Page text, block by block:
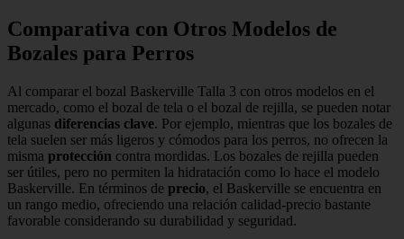
Comparativa con Otros Modelos de
Bozales para Perros
Al comparar el bozal Baskerville Talla 3 con otros modelos en el
mercado, como el bozal de tela o el bozal de rejilla, se pueden notar
algunas diferencias clave. Por ejemplo, mientras que los bozales de
tela suelen ser más ligeros y cómodos para los perros, no ofrecen la
misma protección contra mordidas. Los bozales de rejilla pueden
ser útiles, pero no permiten la hidratación como lo hace el modelo
Baskerville. En términos de precio, el Baskerville se encuentra en
un rango medio, ofreciendo una relación calidad-precio bastante
favorable considerando su durabilidad y seguridad.